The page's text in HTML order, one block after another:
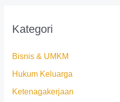
Kategori
Bisnis & UMKM
Hukum Keluarga
Ketenagakerjaan